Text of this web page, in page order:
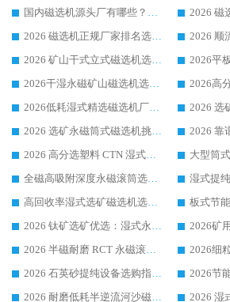
国内磁选机源头厂有哪些？2026 综合实力排名与采购避坑技巧
2026 磁选机正规厂家排名选购指南|行业口碑信赖品牌推荐性价比高靠谱磁电企业
2026 矿山干式立式磁选机选型攻略 梳理深耕磁电装备多年靠谱生产厂商
2026干湿永磁矿山磁选机选型攻略 优质生产厂家排名 选矿领域高口碑品牌推荐指南
2026低耗湿式精​选磁选机厂家怎么选?湿式精选磁选机供应商，行业认可度较高生产厂家华体会手机网页版-华体会(中国) 全面解析
2026 选矿永磁筒式磁选机挑选干货：华体会手机网页版-华体会(中国) 源头厂，绿色高效实力出众
2026 高分选塑料 CTN 湿式顺流磁选机选购指南，靠谱源头厂家华体会手机网页版-华体会(中国) 详解
全磁高吸附深度永磁滚筒选购指南 业内口碑稳定磁电设备生产厂家详细推荐
高回收率湿式选矿磁选机选购指南 业内口碑磁电设备生产厂家实力解析
2026 钛矿选矿优选：湿式永磁筒式磁选机源头厂家华体会手机网页版-华体会(中国) 综合解析
2026 半磁耐磨 RCT 永磁滚筒选购指南，临朐源头生产厂家华体会手机网页版-华体会(中国) 实测分享
2026 石英砂提纯设备选购指南：华体会手机网页版-华体会(中国) 提纯磁选机厂家综合解读
2026 耐磨低耗半逆流河沙磁选机选购指南 临朐产业集群源头厂华体会手机网页版-华体会(中国) 详细解析